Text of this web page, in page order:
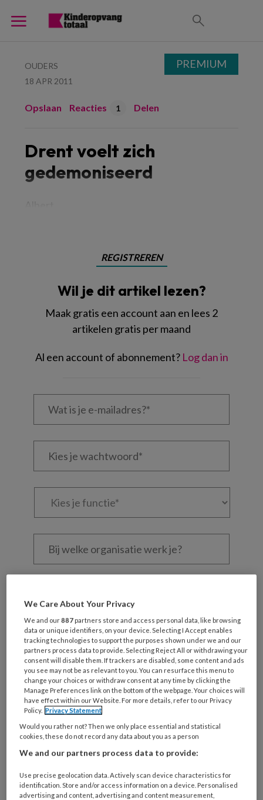
OUDERS
18 APR 2011
Opslaan Reacties 1 Delen
Drent voelt zich
gedemoniseerd
REGISTREREN
Wil je dit artikel lezen?
Maak gratis een account aan en lees 2
artikelen gratis per maand
Al een account of abonnement? Log dan in
Wat
Kies
Kies
Bij
welke
werk
KinderopvangTotaal nieuwsbrief
Ontvang iedere zondag het
Management Kinderopvang
Weekoverzicht
Ja, ik geef toestemming voor e-mails
van KinderopvangTotaal en
Springer Media B.V.
?
Uw bovenstaande gegevens kunnen worden toegevoegd aan
uw profiel in overeenstemming met ons
privacy statement
?
PREMIUM
We Care About Your Privacy
We and our887 partners store and access personal data, like browsing
data or unique identifiers, on your device. Selecting I Accept enables
tracking technologies to support the purposes shown under we and our
partners process data to provide. Selecting Reject All or withdrawing your
consent will disable them. If trackers are disabled, some content and ads
you see may not be as relevant to you. You can resurface this menu to
change your choices or withdraw consent at any time by clicking the
Manage Preferences link on the bottom of the webpage. Your choices will
have effect within our Website. For more details, refer to our Privacy
Policy. Privacy Statement
Would you rather not? Then we only place essential and statistical
cookies, these do not record any data about you as a person
We and our partners process data to provide:
Use precise geolocation data. Actively scan device characteristics for
identification. Store and/or access information on a device. Personalised
advertising and content, advertising and content measurement,